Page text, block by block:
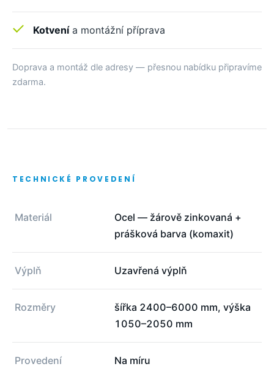
Kotvenía montážní příprava
Doprava a montáž dle adresy — přesnou nabídku připravíme
zdarma.
TECHNICKÉ PROVEDENÍ
Materiál
Ocel — žárově zinkovaná +
prášková barva (komaxit)
Výplň Uzavřená výplň
Rozměry
šířka 2400–6000 mm, výška
1050–2050 mm
Provedení Na míru